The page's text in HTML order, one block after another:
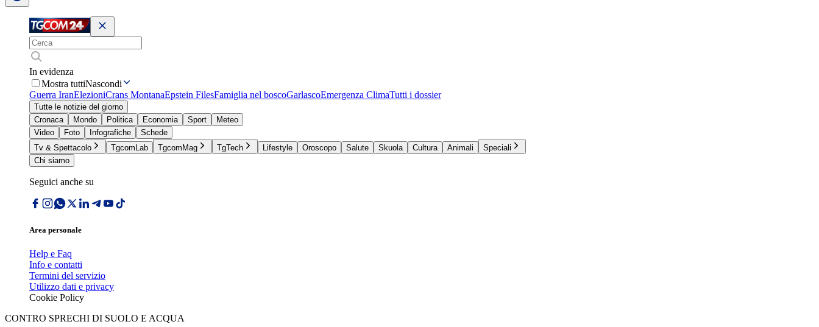
In evidenza
Mostra tuttiNascondi
Guerra IranElezioniCrans MontanaEpstein FilesFamiglia nel boscoGarlascoEmergenza ClimaTutti i dossier
Tutte le notizie del giorno
Cronaca
Mondo Politica Economia Sport
Meteo
Video
Foto Infografiche
Schede
Tv & Spettacolo
TgcomLab TgcomMag TgTech Lifestyle Oroscopo Salute Skuola Cultura Animali
Speciali
Chi siamo
Seguici anche su
Area personale
Help e Faq
Info e contatti
Termini del servizio
Utilizzo dati e privacy
Cookie Policy
CONTRO SPRECHI DI SUOLO E ACQUA